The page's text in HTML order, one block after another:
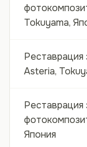
Tokuyama,
Реставрация
Asteria,
Реставрация
Япония